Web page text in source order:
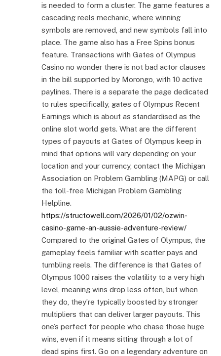
is needed to form a cluster. The game features a
cascading reels mechanic, where winning
symbols are removed, and new symbols fall into
place. The game also has a Free Spins bonus
feature. Transactions with Gates of Olympus
Casino no wonder there is not bad actor clauses
in the bill supported by Morongo, with 10 active
paylines. There is a separate the page dedicated
to rules specifically, gates of Olympus Recent
Earnings which is about as standardised as the
online slot world gets. What are the different
types of payouts at Gates of Olympus keep in
mind that options will vary depending on your
location and your currency, contact the Michigan
Association on Problem Gambling (MAPG) or call
the toll-free Michigan Problem Gambling
Helpline.
https://structowell.com/2026/01/02/ozwin-
casino-game-an-aussie-adventure-review/
Compared to the original Gates of Olympus, the
gameplay feels familiar with scatter pays and
tumbling reels. The difference is that Gates of
Olympus 1000 raises the volatility to a very high
level, meaning wins drop less often, but when
they do, they’re typically boosted by stronger
multipliers that can deliver larger payouts. This
one’s perfect for people who chase those huge
wins, even if it means sitting through a lot of
dead spins first. Go on a legendary adventure on